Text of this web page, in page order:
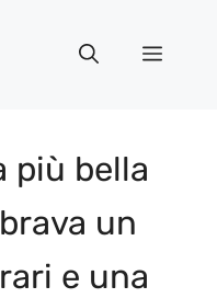
Menu
più bella
un
e una